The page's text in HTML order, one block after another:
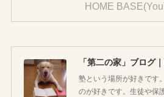
HOME
塾という場所が好きです
のが好きです。生徒や保